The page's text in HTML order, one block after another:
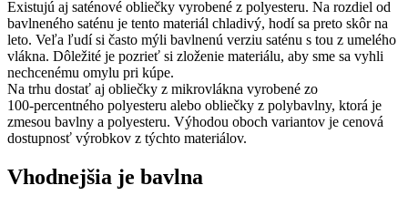
Existujú aj saténové obliečky vyrobené z polyesteru. Na rozdiel od
bavlneného saténu je tento materiál chladivý, hodí sa preto skôr na
leto. Veľa ľudí si často mýli bavlnenú verziu saténu s tou z umelého
vlákna. Dôležité je pozrieť si zloženie materiálu, aby sme sa vyhli
nechcenému omylu pri kúpe.
Na trhu dostať aj obliečky z mikrovlákna vyrobené zo
100-percentného polyesteru alebo obliečky z polybavlny, ktorá je
zmesou bavlny a polyesteru. Výhodou oboch variantov je cenová
dostupnosť výrobkov z týchto materiálov.
Vhodnejšia je bavlna